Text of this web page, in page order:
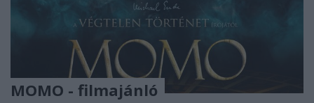
MOMO - filmajánló